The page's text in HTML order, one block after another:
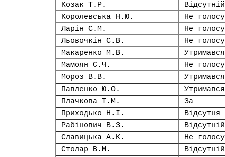
Козак Т.Р.
Відсутній
Королевська Н.Ю.
Не
Ларін С.М.
Не
Льовочкін С.В.
Не
Макаренко М.В.
Утримався
Мамоян С.Ч.
Не
Мороз В.В.
Утримався
Павленко Ю.О.
Утримався
Плачкова Т.М.
За
Приходько Н.І.
Відсутня
Рабінович В.З.
Відсутній
Славицька А.К.
Не
Столар В.М.
Відсутній